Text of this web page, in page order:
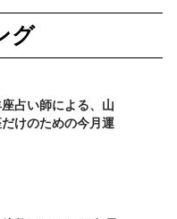
グ
占い師による、山
けのための今月運